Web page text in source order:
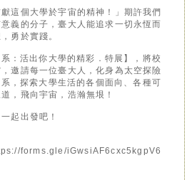
這個大學於宇宙的精神！」期許我們
義的分子，臺大人能追求一切永恆而
勇於實踐。
：活出你大學的精彩．特展】，將校
邀請每一位臺大人，化身為太空探險
，探索大學生活的各個面向、各種可
，飛向宇宙，浩瀚無垠！
起出發吧！
forms.gle/iGwsiAF6cxc5kgpV6